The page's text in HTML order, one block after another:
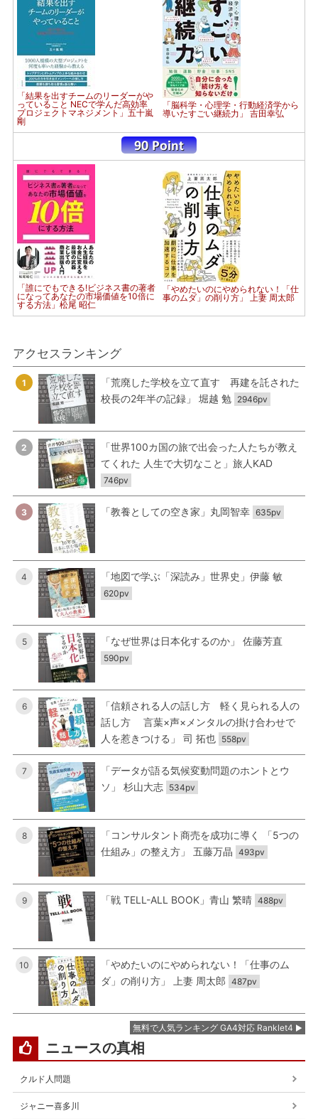
「結果を出すチームのリーダーがや
っていること NECで学んだ高効率
プロジェクトマネジメント」五十嵐
剛
「脳科学・心理学・行動経済学から
導いたすごい継続力」 吉田幸弘
「誰にでもできる!ビジネス書の著者
になってあなたの市場価値を10倍に
する方法」松尾 昭仁
「やめたいのにやめられない！「仕
事のムダ」の削り方」 上妻 周太郎
アクセスランキング
1
「荒廃した学校を立て直す 再建を託された
校長の2年半の記録」 堀越 勉 2946pv
2
「世界100カ国の旅で出会った人たちが教え
てくれた 人生で大切なこと」旅人KAD
746pv
3 「教養としての空き家」丸岡智幸 635pv
4 「地図で学ぶ「深読み」世界史」伊藤 敏
620pv
5 「なぜ世界は日本化するのか」 佐藤芳直
590pv
6
「信頼される人の話し方 軽く見られる人の
話し方 言葉×声×メンタルの掛け合わせで
人を惹きつける」 司 拓也 558pv
7
「データが語る気候変動問題のホントとウ
ソ」 杉山大志 534pv
8
「コンサルタント商売を成功に導く 「5つの
仕組み」の整え方」 五藤万晶 493pv
9 「戦 TELL-ALL BOOK」青山 繁晴 488pv
10
「やめたいのにやめられない！「仕事のム
ダ」の削り方」 上妻 周太郎 487pv
無料で人気ランキング GA4対応 Ranklet4
ニュースの真相
クルド人問題
ジャニー喜多川